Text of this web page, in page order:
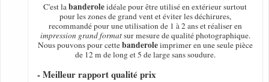
C'est labanderoleidéale pour être utilisé en extérieur surtout
pour les zones de grand vent et éviter les déchirures,
recommandé pour une utilisation de 1 à 2 ans et réaliser en
impression grand formatsur mesure de qualité photographique.
Nous pouvons pour cettebanderoleimprimer en une seule pièce
de 12 m de long et 5 de large sans soudure.
- Meilleur rapport qualité prix